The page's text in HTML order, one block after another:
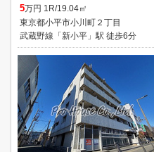
5万円 1R/19.04㎡
東京都小平市小川町２丁目
武蔵野線「新小平」駅 徒歩6分